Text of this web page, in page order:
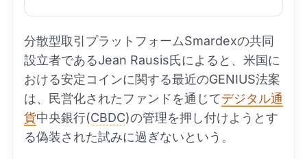
分散型取引プラットフォームSmardexの共同
設立者であるJean Rausis氏によると、米国に
おける安定コインに関する最近のGENIUS法案
は、民営化されたファンドを通じてデジタル通
貨中央銀行(CBDC)の管理を押し付けようとす
る偽装された試みに過ぎないという。